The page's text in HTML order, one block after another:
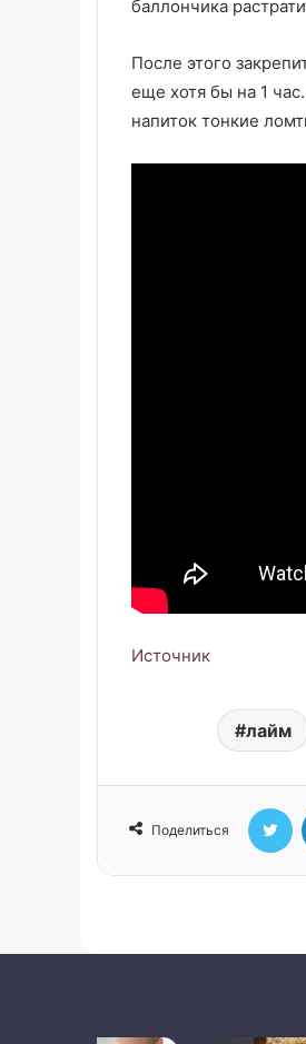
баллончика
После этого
еще хотя бы на 1
напиток тонкие
Источник
лайм
Поделиться